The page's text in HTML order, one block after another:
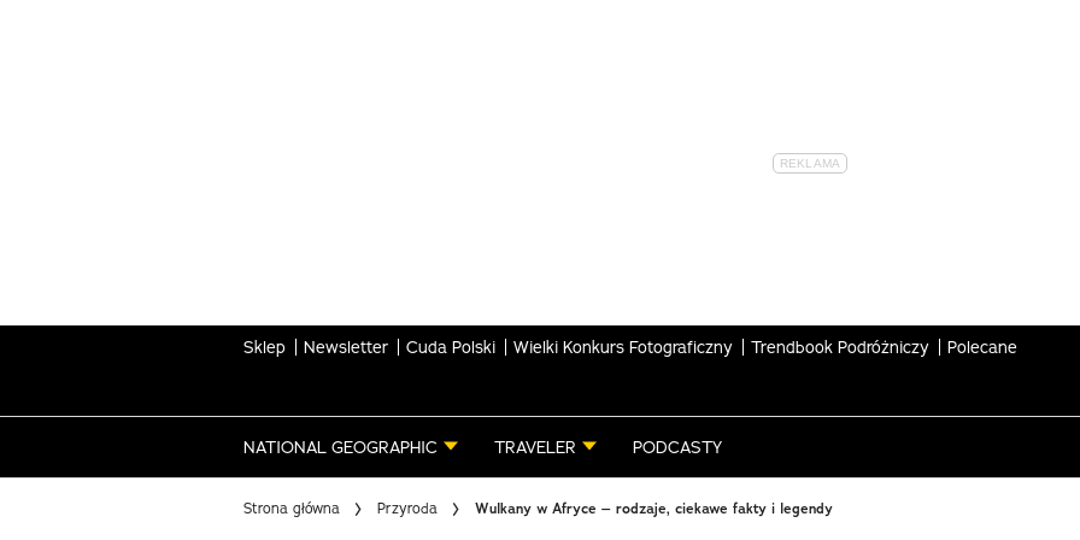
Sklep Newsletter Cuda Polski Wielki Konkurs Fotograficzny Trendbook Podróżniczy Polecane
NATIONAL GEOGRAPHIC TRAVELER PODCASTY
Strona główna Przyroda Wulkany w Afryce – rodzaje, ciekawe fakty i legendy